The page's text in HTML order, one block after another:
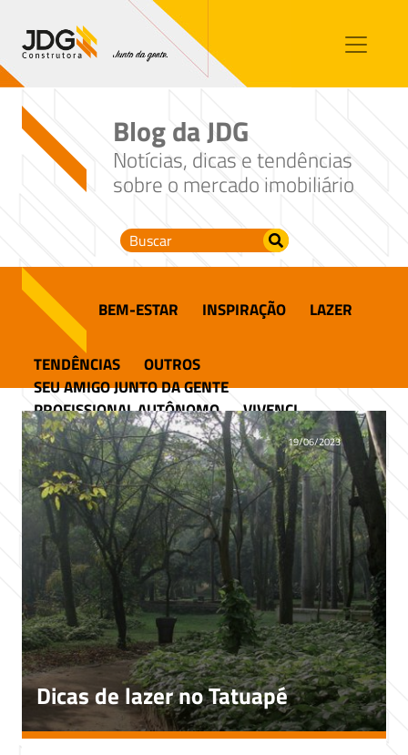
Contato
Sobre nós
Blog
Blog da JDG
Notícias, dicas e tendências
sobre o mercado imobiliário
BEM-ESTAR INSPIRAÇÃO LAZER
TENDÊNCIAS
OUTROS
SEU AMIGO JUNTO DA GENTE
PROFISSIONAL AUTÔNOMO
VIVENCI
Dicas de lazer no Tatuapé
19/06/2023